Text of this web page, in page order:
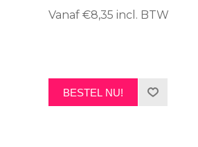
Vanaf €8,35 incl. BTW
BESTEL NU!